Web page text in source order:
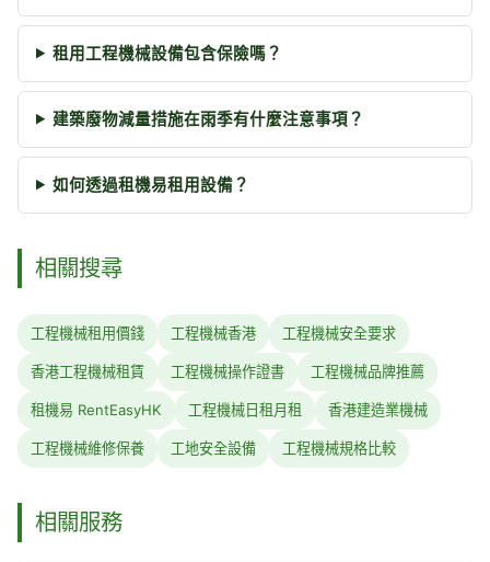
租用工程機械設備包含保險嗎？
建築廢物減量措施在雨季有什麼注意事項？
如何透過租機易租用設備？
相關搜尋
工程機械租用價錢 工程機械香港 工程機械安全要求
香港工程機械租賃 工程機械操作證書 工程機械品牌推薦
租機易 RentEasyHK 工程機械日租月租 香港建造業機械
工程機械維修保養 工地安全設備 工程機械規格比較
相關服務